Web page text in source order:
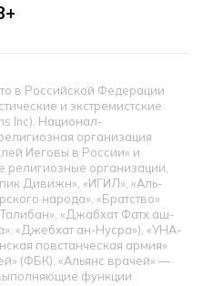
в Российской Федерации
и экстремистские
Inc), Национал-
организация
Иеговы в России» и
религиозные организации,
Дивижн», «ИГИЛ», «Аль-
народа», «Братство»
«Джабхат Фатх аш-
«Джебхат ан-Нусра»), «УНА-
повстанческая армия»
(ФБК), «Альянс врачей» —
функции